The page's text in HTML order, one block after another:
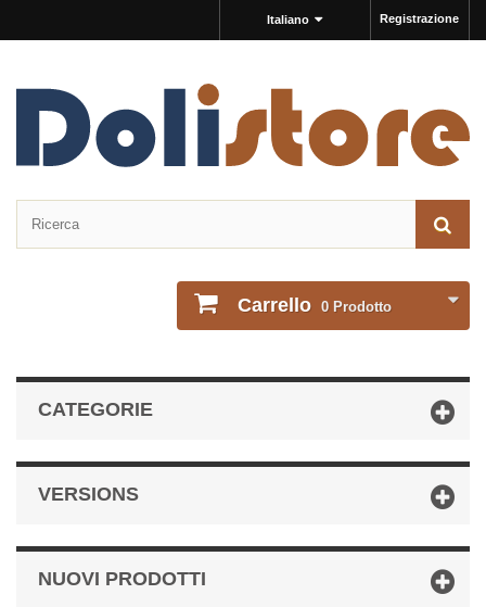
Registrazione
Italiano
Carrello 0 Prodotto
CATEGORIE
VERSIONS
NUOVI PRODOTTI